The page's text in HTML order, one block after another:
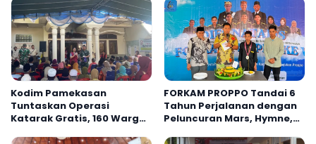
Kodim Pamekasan
Tuntaskan Operasi
Katarak Gratis, 160 Warga
FORKAM PROPPO Tandai 6
Tahun Perjalanan dengan
Peluncuran Mars, Hymne,